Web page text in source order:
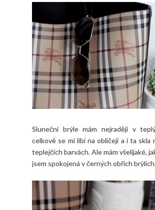
Sluneční brýle mám nejraději v
celkově se mi líbí na obličeji a i ta skla
teplejčích barvách. Ale mám všelijaké,
jsem spokojená v černých obřích